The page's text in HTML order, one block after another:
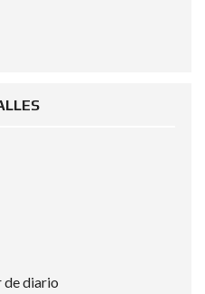
de diario